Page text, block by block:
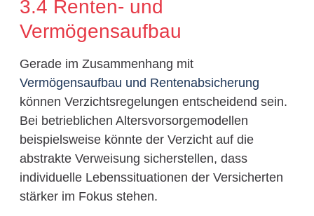
3.4 Renten- und
Vermögensaufbau
Gerade im Zusammenhang mit
Vermögensaufbau und Rentenabsicherung
können Verzichtsregelungen entscheidend sein.
Bei betrieblichen Altersvorsorgemodellen
beispielsweise könnte der Verzicht auf die
abstrakte Verweisung sicherstellen, dass
individuelle Lebenssituationen der Versicherten
stärker im Fokus stehen.